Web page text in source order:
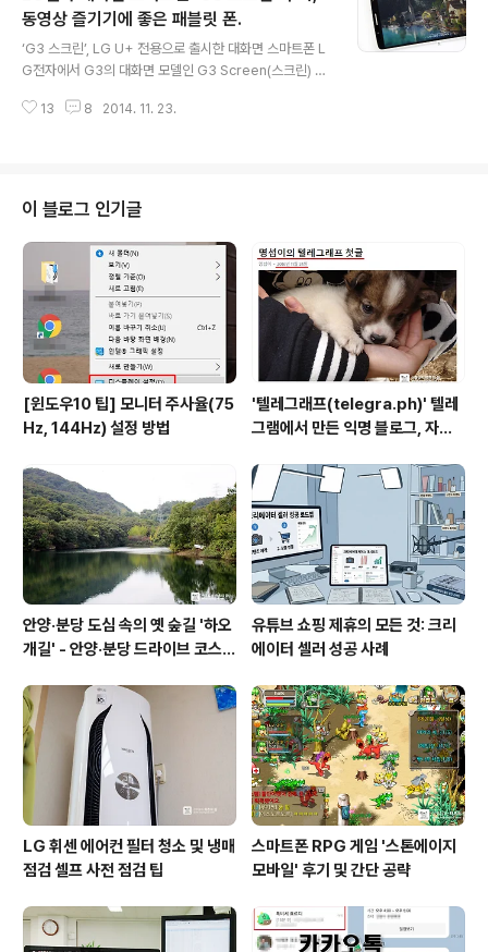
하여 기존과는 다른 볼륨으로 알뜰폰 시장을 바라볼 필요
가 있게 되었다. SK텔링크는 'SK알뜰폰 세븐모바일(7mo
bile)' 가입자용 모바일 고객센터 앱을 선보이며 기간통신
망 못지 않은 고객 서비스를 시작했고, CJ헬로비젼은 장기
고객을 대상으로 경쟁력있는 상품을 운영하고 있다. 이런
동영상 즐기기에 좋은 패블릿 폰.
‘G3 스크린’, LG U+ 전용으로 출시한 대화면 스마트폰 L
G전자에서 G3의 대화면 모델인 G3 Screen(스크린) 스
패블릿 폰으로 크다는 것 외에도 LG전자의 독자 AP 인 뉴
이나 최적화에는 한계가 있었을 것이다. 독자 AP를 사용한
다는 것은 제조사가 원하는 대로 AP를 최적화 시킬 수 있
어서 여러모로 자사의 색깔을 담아내는 데 좋으며, 삼성의
독자 AP '엑시노스'와 함께 국내 스마트폰 기술의 진일보
및 수익률 안정화에 도움을 얻게 될 것이기 때문에 관심이
간다. 'G3 ..
13 8 2014. 11. 23.
이 블로그 인기글
[윈도우10 팁] 모니터 주사율(75
Hz, 144Hz) 설정 방법
'텔레그래프(telegra.ph)' 텔레
그램에서 만든 익명 블로그, 자유
안양·분당 도심 속의 옛 숲길 '하오
개길' - 안양·분당 드라이브 코스
유튜브 쇼핑 제휴의 모든 것: 크리
에이터 셀러 성공 사례
LG 휘센 에어컨 필터 청소 및 냉매
점검 셀프 사전 점검 팁
스마트폰 RPG 게임 '스톤에이지
모바일' 후기 및 간단 공략